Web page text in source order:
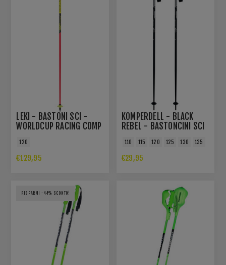
LEKI - BASTONI SCI -
WORLDCUP RACING COMP
120
€129,95
KOMPERDELL - BLACK
REBEL - BASTONCINI SCI
110 115 120 125 130 135
€29,95
RISPARMI -44% SCONTO!